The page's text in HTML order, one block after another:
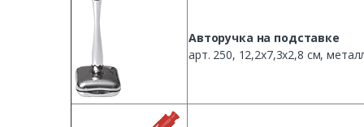
Авторучка на подставке
арт. 250, 12,2х7,3х2,8 см,